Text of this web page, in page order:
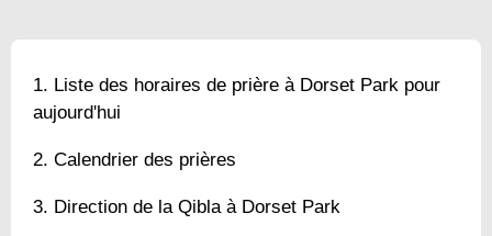
Liste des horaires de prière à Dorset Park pour
aujourd'hui
Calendrier des prières
Direction de la Qibla à Dorset Park